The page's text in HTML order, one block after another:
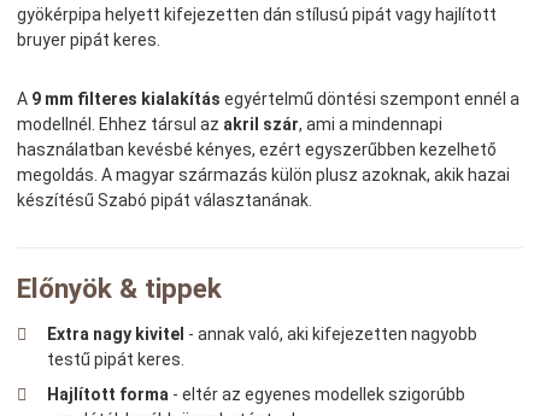
gyökérpipa helyett kifejezetten dán stílusú pipát vagy hajlított
bruyer pipát keres.
A 9 mm filteres kialakítás egyértelmű döntési szempont ennél a
modellnél. Ehhez társul az akril szár, ami a mindennapi
használatban kevésbé kényes, ezért egyszerűbben kezelhető
megoldás. A magyar származás külön plusz azoknak, akik hazai
készítésű Szabó pipát választanának.
Előnyök & tippek
Extra nagy kivitel - annak való, aki kifejezetten nagyobb
testű pipát keres.
Hajlított forma - eltér az egyenes modellek szigorúbb